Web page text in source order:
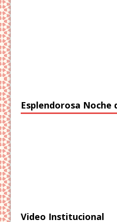
Esplendorosa Noche
Video Institucional